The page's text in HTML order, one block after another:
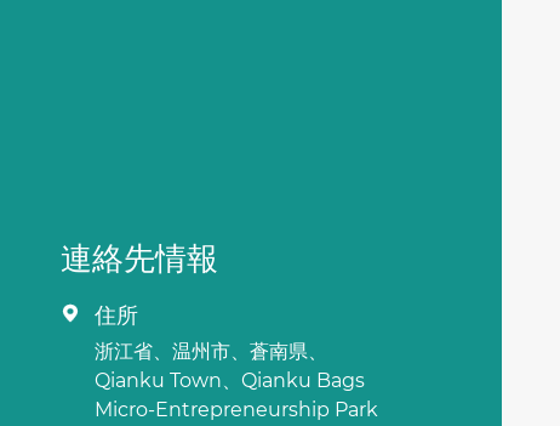
連絡先情報
 住所
浙江省、温州市、蒼南県、
Qianku Town、Qianku Bags
Micro-Entrepreneurship Park